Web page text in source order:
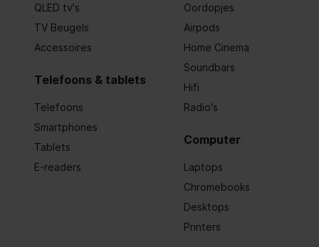
Maximale luchtstroom
Minimale luchtstroom
Diameter luchtafvoer
Kleur ombouw
Vloeistofdynamische efficiëntieklasse
QLED tv's
TV Beugels
Accessoires
Telefoons & tablets
Telefoons
Smartphones
Tablets
E-readers
Oordopjes
Airpods
Home Cinema
Soundbars
Hifi
Radio's
Computer
Laptops
Chromebooks
Desktops
Printers